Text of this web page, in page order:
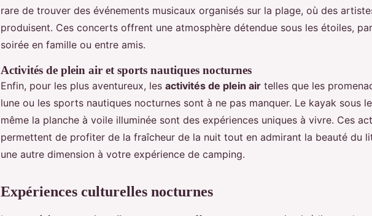
rare de trouver des événements musicaux organisés sur la plage, où des
produisent. Ces concerts offrent une atmosphère détendue sous les étoiles,
soirée en famille ou entre amis.
Activités de plein air et sports nautiques nocturnes
Enfin, pour les plus aventureux, les activités de plein air telles que les
lune ou les sports nautiques nocturnes sont à ne pas manquer. Le kayak sous
même la planche à voile illuminée sont des expériences uniques à vivre. Ces
permettent de profiter de la fraîcheur de la nuit tout en admirant la beauté du
une autre dimension à votre expérience de camping.
Expériences culturelles nocturnes